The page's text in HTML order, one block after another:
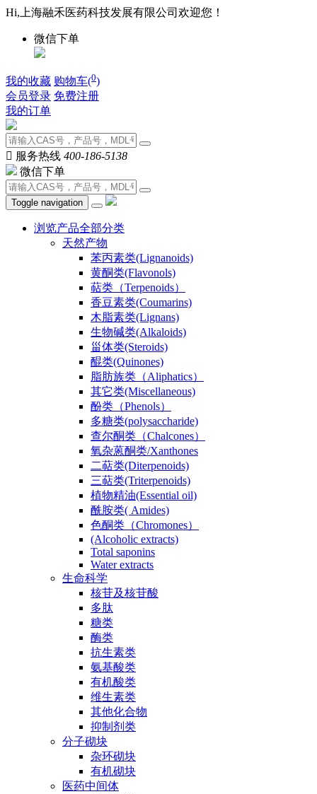
Hi,上海融禾医药科技发展有限公司欢迎您！
微信下单
我的收藏 购物车(0)
会员登录 免费注册
我的订单
 服务热线 400-186-5138
微信下单
Toggle navigation
浏览产品全部分类
天然产物
苯丙素类(Lignanoids)
黄酮类(Flavonols)
萜类（Terpenoids）
香豆素类(Coumarins)
木脂素类(Lignans)
生物碱类(Alkaloids)
甾体类(Steroids)
醌类(Quinones)
脂肪族类（Aliphatics）
其它类(Miscellaneous)
酚类（Phenols）
多糖类(polysaccharide)
查尔酮类（Chalcones）
氧杂蒽酮类/Xanthones
二萜类(Diterpenoids)
三萜类(Triterpenoids)
植物精油(Essential oil)
酰胺类( Amides)
色酮类（Chromones）
(Alcoholic extracts)
Total saponins
Water extracts
生命科学
核苷及核苷酸
多肽
糖类
酶类
抗生素类
氨基酸类
有机酸类
维生素类
其他化合物
抑制剂类
分子砌块
杂环砌块
有机砌块
医药中间体